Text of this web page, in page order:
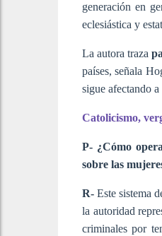
generación en
eclesiástica y
La autora traza
países, señala
sigue afectando
Catolicismo,
P- ¿Cómo
sobre las
R- Este sistema
la autoridad
criminales por